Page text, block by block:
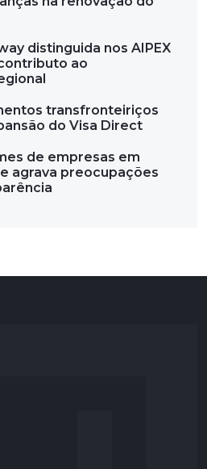
distinguida nos AIPEX
ao
transfronteiriços
do Visa Direct
de empresas em
agrava preocupações